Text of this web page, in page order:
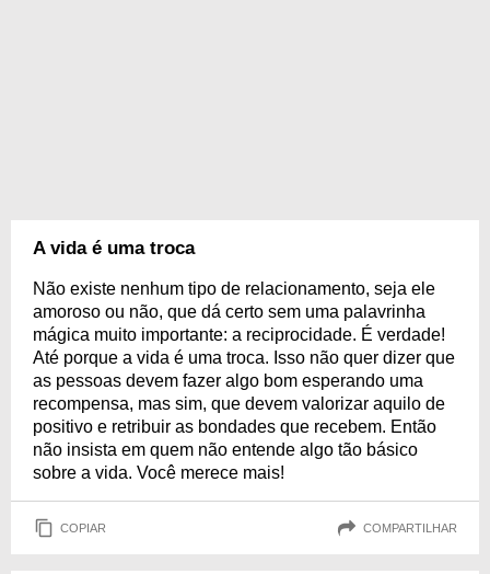
A vida é uma troca
Não existe nenhum tipo de relacionamento, seja ele
amoroso ou não, que dá certo sem uma palavrinha
mágica muito importante: a reciprocidade. É verdade!
Até porque a vida é uma troca. Isso não quer dizer que
as pessoas devem fazer algo bom esperando uma
recompensa, mas sim, que devem valorizar aquilo de
positivo e retribuir as bondades que recebem. Então
não insista em quem não entende algo tão básico
sobre a vida. Você merece mais!
COPIAR COMPARTILHAR